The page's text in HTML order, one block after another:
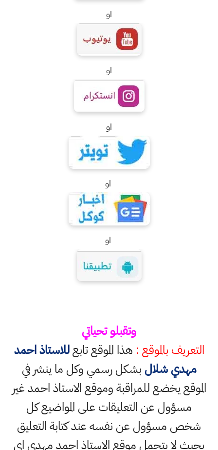
او
او
او
او
او
وتقبلو تحياتي
التعريف بالموقع : هذا الموقع تابعللاستاذ احمد
مهدي شلال بشكل رسمي وكل ما ينشر في
الموقع يخضع للمراقبة وموقع الاستاذ احمد غير
مسؤول عن التعليقات على المواضيع كل
شخص مسؤول عن نفسه عند كتابة التعليق
بحيث لا يتحمل موقع الاستاذ احمد مهدي اي